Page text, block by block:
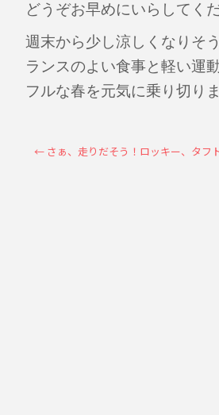
どうぞお早めにいらしてく
週末から少し涼しくなりそ
ランスのよい食事と軽い運
フルな春を元気に乗り切り
← さぁ、走りだそう！ロッキー、タフ